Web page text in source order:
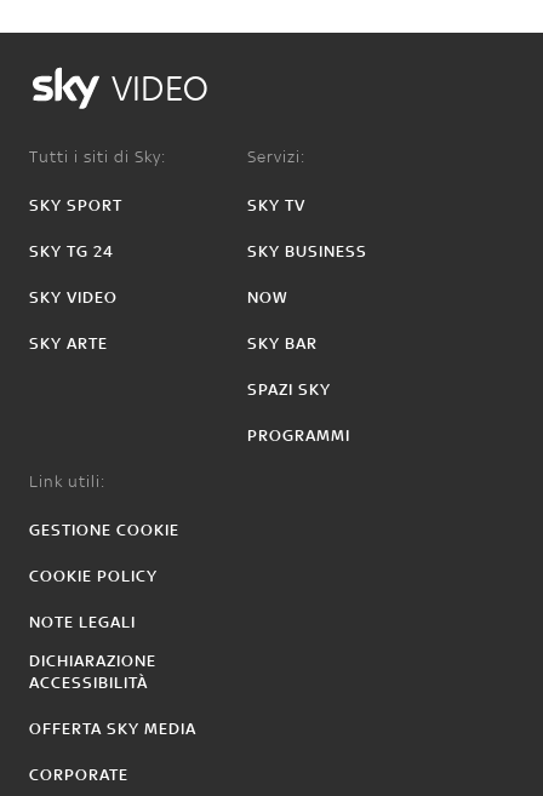
VIDEO
Tutti i siti di Sky:
SKY SPORT
SKY TG 24
SKY VIDEO
SKY ARTE
Servizi:
SKY TV
SKY BUSINESS
NOW
SKY BAR
SPAZI SKY
PROGRAMMI
Link utili:
GESTIONE COOKIE
COOKIE POLICY
NOTE LEGALI
DICHIARAZIONE
ACCESSIBILITÀ
OFFERTA SKY MEDIA
CORPORATE